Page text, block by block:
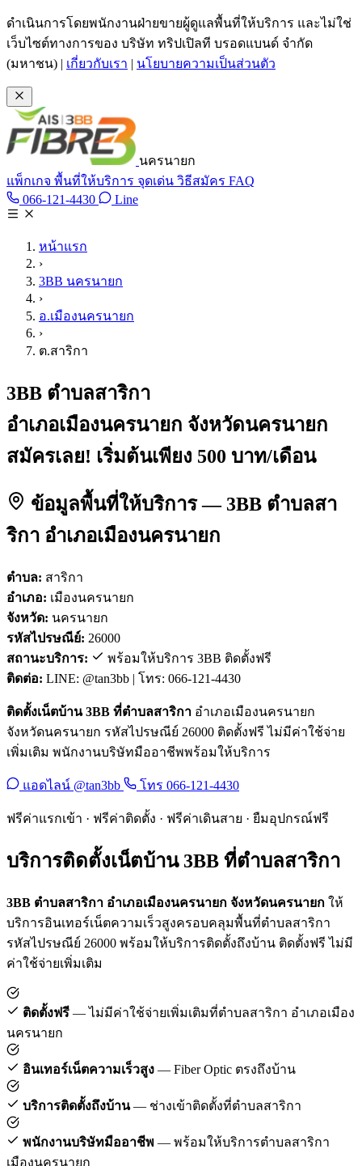
ข้ามไปเนื้อหาหลัก
ดำเนินการโดยพนักงานฝ่ายขายผู้ดูแลพื้นที่ให้บริการ และไม่ใช่
เว็บไซต์ทางการของ บริษัท ทริปเปิลที บรอดแบนด์ จำกัด
(มหาชน) | เกี่ยวกับเรา | นโยบายความเป็นส่วนตัว
นครนายก
แพ็กเกจ พื้นที่ให้บริการ จุดเด่น วิธีสมัคร FAQ
066-121-4430 โทร 066-121-4430
LineLine @tan3bb
หน้าแรก
›
3BB นครนายก
›
อ.เมืองนครนายก
›
ต.สาริกา
3BB ตำบลสาริกา
อำเภอเมืองนครนายก จังหวัดนครนายก
สมัครเลย! เริ่มต้นเพียง 500 บาท/เดือน
ข้อมูลพื้นที่ให้บริการ — 3BB ตำบลสา
ริกา อำเภอเมืองนครนายก
ตำบล: สาริกา
อำเภอ: เมืองนครนายก
จังหวัด: นครนายก
รหัสไปรษณีย์: 26000
สถานะบริการ:
พร้อมให้บริการ 3BB ติดตั้งฟรี
ติดต่อ: LINE: @tan3bb | โทร: 066-121-4430
ติดตั้งเน็ตบ้าน 3BB ที่ตำบลสาริกา อำเภอเมืองนครนายก
จังหวัดนครนายก รหัสไปรษณีย์ 26000 ติดตั้งฟรี ไม่มีค่าใช้จ่าย
เพิ่มเติม พนักงานบริษัทมืออาชีพพร้อมให้บริการ
แอดไลน์ @tan3bb โทร 066-121-4430
ฟรีค่าแรกเข้า · ฟรีค่าติดตั้ง · ฟรีค่าเดินสาย · ยืมอุปกรณ์ฟรี
บริการติดตั้งเน็ตบ้าน 3BB ที่ตำบลสาริกา
3BB ตำบลสาริกา อำเภอเมืองนครนายก จังหวัดนครนายก ให้
บริการอินเทอร์เน็ตความเร็วสูงครอบคลุมพื้นที่ตำบลสาริกา
รหัสไปรษณีย์ 26000 พร้อมให้บริการติดตั้งถึงบ้าน ติดตั้งฟรี ไม่มี
ค่าใช้จ่ายเพิ่มเติม
ติดตั้งฟรี — ไม่มีค่าใช้จ่ายเพิ่มเติมที่ตำบลสาริกา อำเภอเมือง
นครนายก
อินเทอร์เน็ตความเร็วสูง — Fiber Optic ตรงถึงบ้าน
บริการติดตั้งถึงบ้าน— ช่างเข้าติดตั้งที่ตำบลสาริกา
พนักงานบริษัทมืออาชีพ — พร้อมให้บริการตำบลสาริกา
เมืองนครนายก